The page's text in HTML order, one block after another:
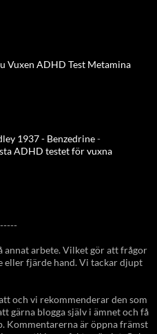
Vuxen ADHD Test Metamina
1937 - Benzedrine-
ADHD testet för vuxna
annat arbete. Vilket gör att frågor
eller fjärde hand. Vi tackar djupt
och vi rekommenderar den som
gärna blogga själv i ämnet och få
Kommentarerna är öppna främst